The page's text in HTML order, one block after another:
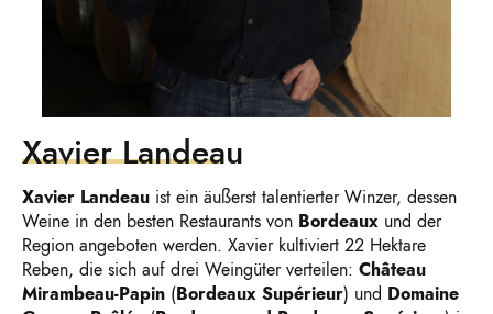
Xavier Landeau
Xavier Landeau ist ein äußerst talentierter Winzer, dessen
Weine in den besten Restaurants von Bordeaux und der
Region angeboten werden. Xavier kultiviert 22 Hektare
Reben, die sich auf drei Weingüter verteilen: Château
Mirambeau-Papin (Bordeaux Supérieur) und Domaine